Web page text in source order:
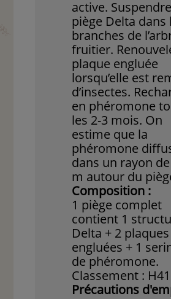
active.
piège Delta dans
branches de
fruitier.
plaque engluée
lorsqu’elle est
d’insectes.
en phéromone
les 2-3 mois. On
estime que la
phéromone
dans un rayon
m autour du
Composition :
1 piège complet
contient 1
Delta + 2 plaques
engluées + 1
de phéromone.
Classement :
Précautions